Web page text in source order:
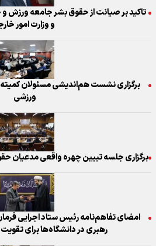
تاکید بر صیانت از حقوق بشر جامعه ورزش
و وزارت امور
برگزاری نشست هم‌اندیشی مسئولان
ورزشی
برگزاری جلسه تبیین چهره واقعی مدعیان
امضای تفاهم‌نامه رئیس ستاد اجرایی
رهبری در دانشگاه‌ها برای